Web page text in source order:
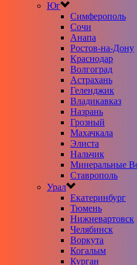
Юг
Симферополь
Сочи
Анапа
Ростов-на-Дону
Краснодар
Волгоград
Астрахань
Геленджик
Владикавказ
Назрань
Грозный
Махачкала
Элиста
Нальчик
Минеральные
Ставрополь
Урал
Екатеринбург
Тюмень
Нижневартовск
Челябинск
Воркута
Когалым
Курган